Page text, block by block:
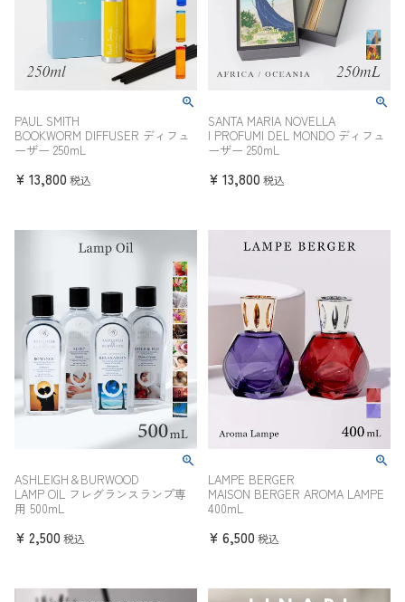
PAUL SMITH
BOOKWORM DIFFUSER ディフュ
ーザー 250mL
¥ 13,800 税込
SANTA MARIA NOVELLA
I PROFUMI DEL MONDO ディフュ
ーザー 250mL
¥ 13,800 税込
ASHLEIGH＆BURWOOD
LAMP OIL フレグランスランプ専
用 500mL
¥ 2,500 税込
LAMPE BERGER
MAISON BERGER AROMA LAMPE
400mL
¥ 6,500 税込